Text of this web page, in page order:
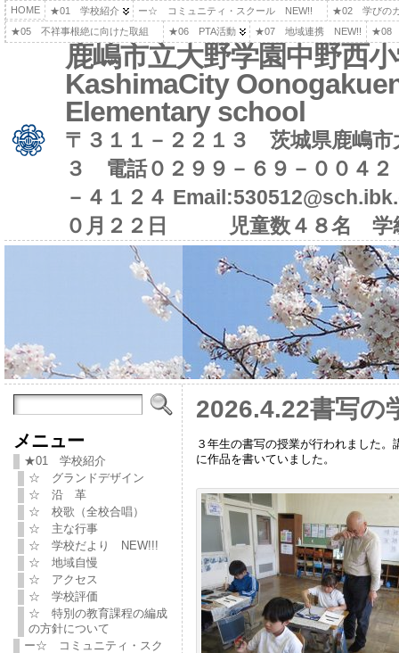
HOME ★01 学校紹介 ー☆ コミュニティ・スクール NEW!!
★02 学びの
★05 不祥事根絶に向けた取組
★06 PTA活動 ★07 地域連携 NEW!! ★08
鹿嶋市立大野学園中野西
KashimaCity
Elementary school
〒３１１－２２１３ 茨城県鹿嶋市
３ 電話０２９９－６９－００４
－４１２４
０月２２日 児童数４８名 学級
メニュー
★01 学校紹介
☆ グランドデザイン
☆ 沿 革
☆ 校歌（全校合唱）
☆ 主な行事
☆ 学校だより NEW!!!
☆ 地域自慢
☆ アクセス
☆ 学校評価
☆ 特別の教育課程の編成
の方針について
ー☆ コミュニティ・スク
2026.4.22書写の
３年生の書写の授業が行われました
に作品を書いていました。